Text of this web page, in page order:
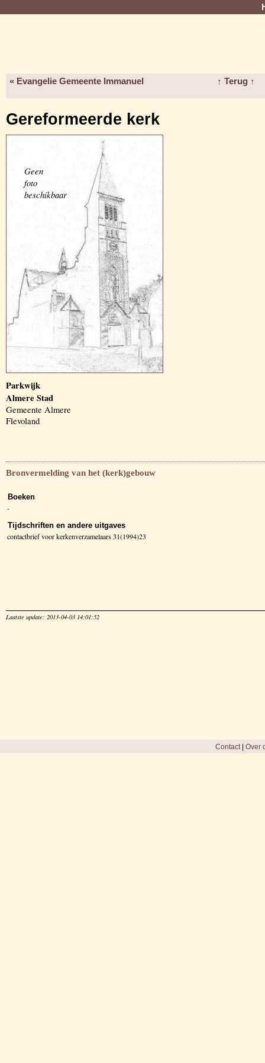
« Evangelie Gemeente Immanuel ↑ Terug ↑
Gereformeerde kerk
Geen
foto
beschikbaar
Parkwijk
Almere Stad
Gemeente Almere
Flevoland
Bronvermelding van het (kerk)gebouw
Boeken
-
Tijdschriften en andere uitgaves
contactbrief voor kerkenverzamelaars 31(1994)23
Laatste update: 2013-04-03 14:01:52
Contact| Over